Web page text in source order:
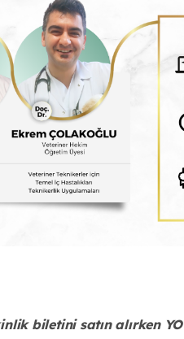
biletini satın alırken